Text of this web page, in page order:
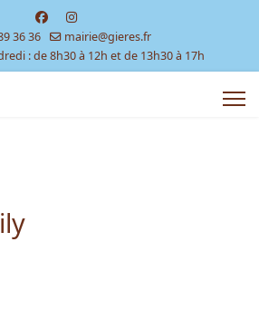
36 36
mairie@gieres.fr
: de 8h30 à 12h et de 13h30 à 17h